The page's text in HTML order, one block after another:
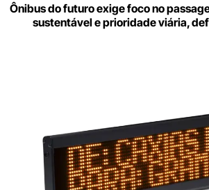
Ônibus do futuro exige foco no
sustentável e prioridade viária,